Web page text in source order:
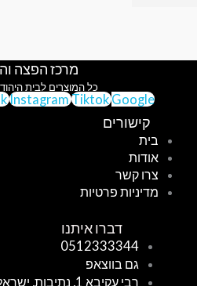
מרכז הפצה
כל המוצרים לבית
InstagramTiktok Google
קישורים
בית
אודות
צרו קשר
מדיניות פרטיות
דברו איתנו
0512333344
גם בווצאפ
רבי עקיבא 1, נתיבות, ישראל